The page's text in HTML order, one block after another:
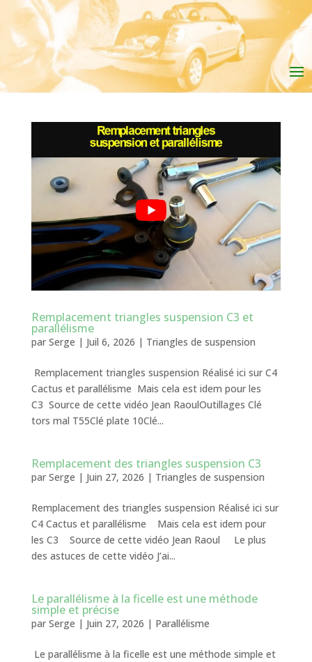
Remplacement triangles suspension C3 et
parallélisme
par Serge | Juil 6, 2026 | Triangles de suspension
Remplacement triangles suspension Réalisé ici sur C4
Cactus et parallélisme Mais cela est idem pour les
C3 Source de cette vidéo Jean RaoulOutillages Clé
tors mal T55Clé plate 10Clé...
Remplacement des triangles suspension C3
par Serge | Juin 27, 2026 | Triangles de suspension
Remplacement des triangles suspension Réalisé ici sur
C4 Cactus et parallélisme Mais cela est idem pour
les C3 Source de cette vidéo Jean Raoul Le plus
des astuces de cette vidéo J’ai...
Le parallélisme à la ficelle est une méthode
simple et précise
par Serge | Juin 27, 2026 | Parallélisme
Le parallélisme à la ficelle est une méthode simple et